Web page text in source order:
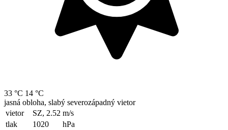
33 °C 14 °C
jasná obloha, slabý severozápadný vietor
vietor
SZ, 2.52 m/s
tlak
1020
hPa